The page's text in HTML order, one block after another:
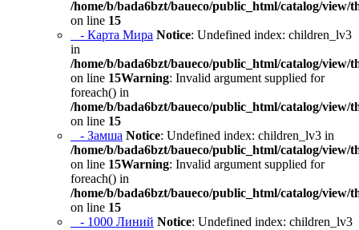
/home/b/bada6bzt/baueco/public_html/catalog/view/
on line 15
- Карта Мира Notice: Undefined index: children_lv3
in
/home/b/bada6bzt/baueco/public_html/catalog/view/
on line 15Warning: Invalid argument supplied for
foreach() in
/home/b/bada6bzt/baueco/public_html/catalog/view/
on line 15
- Замша Notice: Undefined index: children_lv3 in
/home/b/bada6bzt/baueco/public_html/catalog/view/
on line 15Warning: Invalid argument supplied for
foreach() in
/home/b/bada6bzt/baueco/public_html/catalog/view/
on line 15
- 1000 Линий Notice: Undefined index: children_lv3